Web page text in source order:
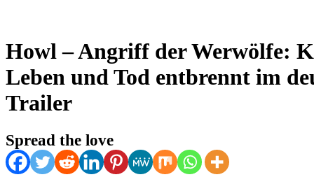
Howl – Angriff der Werwölfe:
Leben und Tod entbrennt im
Trailer
Spread the love